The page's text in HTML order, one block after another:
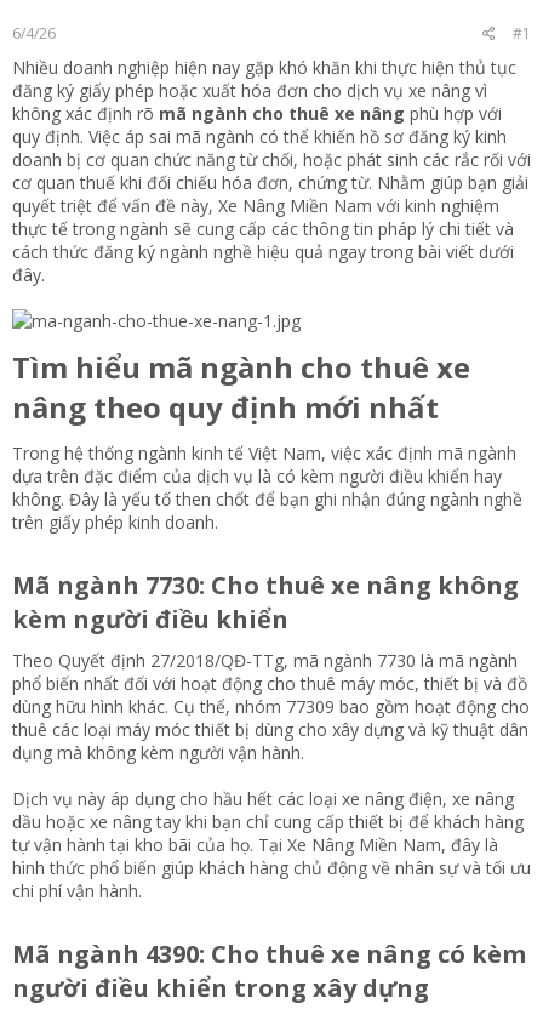
r
6/4/26 #1
Nhiều doanh nghiệp hiện nay gặp khó khăn khi thực hiện thủ tục
đăng ký giấy phép hoặc xuất hóa đơn cho dịch vụ xe nâng vì
không xác định rõ mã ngành cho thuê xe nâng phù hợp với
quy định. Việc áp sai mã ngành có thể khiến hồ sơ đăng ký kinh
doanh bị cơ quan chức năng từ chối, hoặc phát sinh các rắc rối với
cơ quan thuế khi đối chiếu hóa đơn, chứng từ. Nhằm giúp bạn giải
quyết triệt để vấn đề này, Xe Nâng Miền Nam với kinh nghiệm
thực tế trong ngành sẽ cung cấp các thông tin pháp lý chi tiết và
cách thức đăng ký ngành nghề hiệu quả ngay trong bài viết dưới
đây.
Tìm hiểu mã ngành cho thuê xe
nâng theo quy định mới nhất​
Trong hệ thống ngành kinh tế Việt Nam, việc xác định mã ngành
dựa trên đặc điểm của dịch vụ là có kèm người điều khiển hay
không. Đây là yếu tố then chốt để bạn ghi nhận đúng ngành nghề
trên giấy phép kinh doanh.
Mã ngành 7730: Cho thuê xe nâng không
kèm người điều khiển​
Theo Quyết định 27/2018/QĐ-TTg, mã ngành 7730 là mã ngành
phổ biến nhất đối với hoạt động cho thuê máy móc, thiết bị và đồ
dùng hữu hình khác. Cụ thể, nhóm 77309 bao gồm hoạt động cho
thuê các loại máy móc thiết bị dùng cho xây dựng và kỹ thuật dân
dụng mà không kèm người vận hành.
Dịch vụ này áp dụng cho hầu hết các loại xe nâng điện, xe nâng
dầu hoặc xe nâng tay khi bạn chỉ cung cấp thiết bị để khách hàng
tự vận hành tại kho bãi của họ. Tại Xe Nâng Miền Nam, đây là
hình thức phổ biến giúp khách hàng chủ động về nhân sự và tối ưu
chi phí vận hành.
Mã ngành 4390: Cho thuê xe nâng có kèm
người điều khiển trong xây dựng​